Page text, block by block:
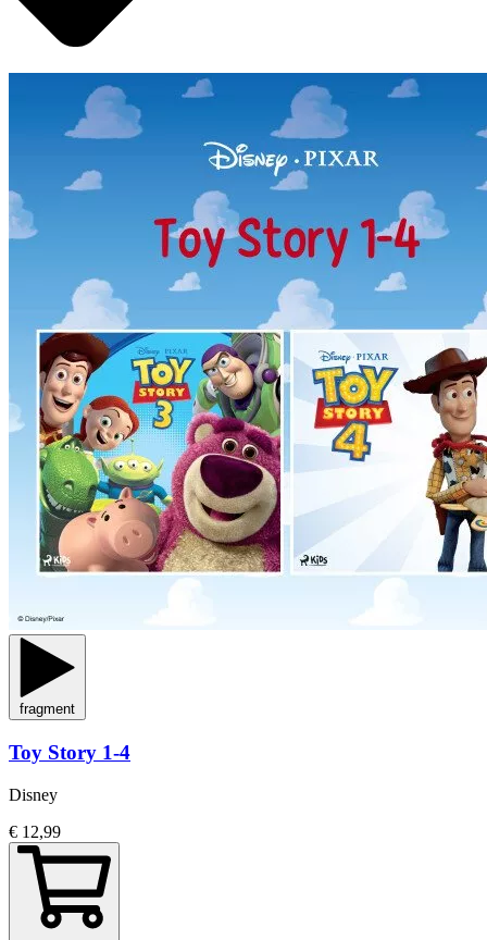
fragment
Toy Story 1-4
Disney
€ 12,99